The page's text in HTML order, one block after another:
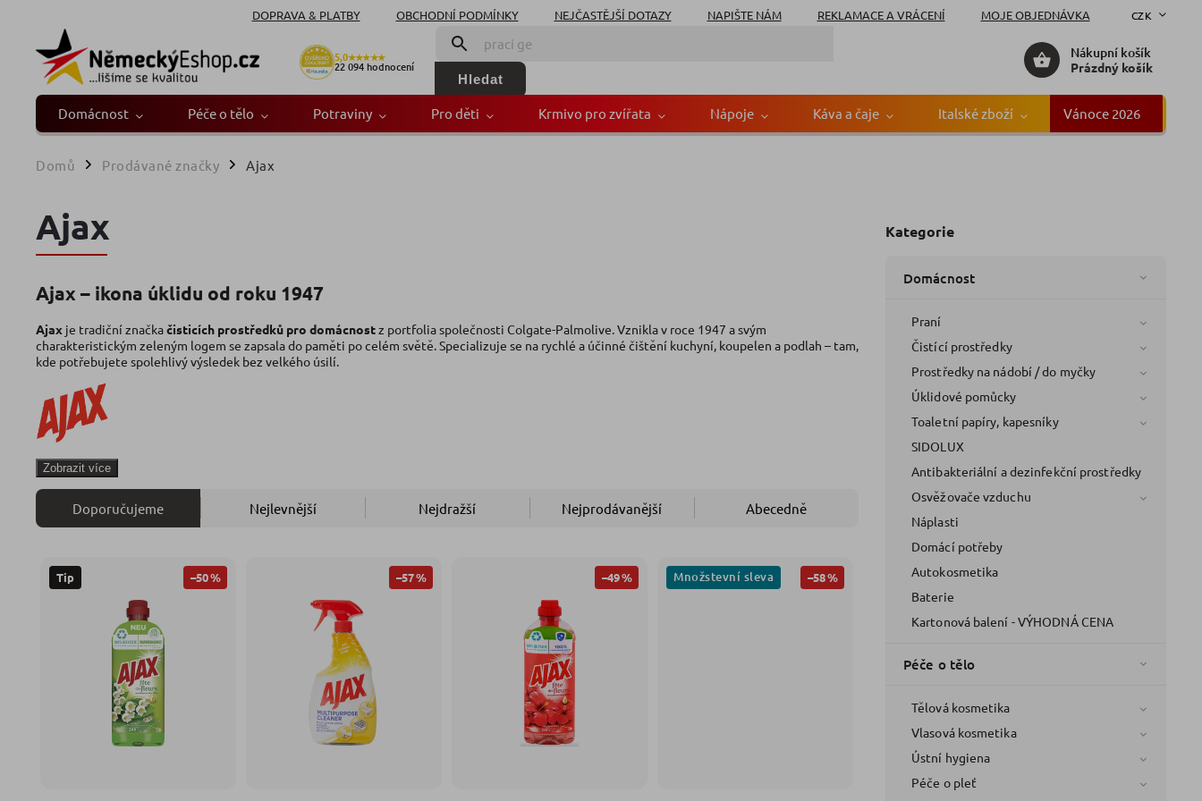
DOPRAVA & PLATBY OBCHODNÍ PODMÍNKY NEJČASTĚJŠÍ DOTAZY NAPIŠTE NÁM REKLAMACE A VRÁCENÍ MOJE OBJEDNÁVKA CZK
5,0★★★★★
22 094hodnocení
Hledat
Nákupní košík
Prázdný košík
Domácnost Péče o tělo Potraviny Pro děti Krmivo pro zvířata Nápoje Káva a čaje Italské zboží Vánoce 2026
Domů / Prodávané značky / Ajax
Kategorie
Domácnost
Praní
Čistící prostředky
Prostředky na nádobí / do myčky
Úklidové pomůcky
Toaletní papíry, kapesníky
SIDOLUX
Antibakteriální a dezinfekční prostředky
Osvěžovače vzduchu
Náplasti
Domácí potřeby
Autokosmetika
Baterie
Kartonová balení - VÝHODNÁ CENA
Péče o tělo
Tělová kosmetika
Vlasová kosmetika
Ústní hygiena
Péče o pleť
Ajax
Ajax – ikona úklidu od roku 1947
Ajax je tradiční značkačisticích prostředků pro domácnostz portfolia společnosti Colgate-Palmolive. Vznikla v roce 1947 a svým
charakteristickým zeleným logem se zapsala do paměti po celém světě. Specializuje se na rychlé a účinné čištění kuchyní, koupelen a podlah – tam,
kde potřebujete spolehlivý výsledek bez velkého úsilí.
Zobrazit více
Doporučujeme Nejlevnější Nejdražší Nejprodávanější Abecedně
Tip –50 % –57 % –49 % Množstevní sleva –58 %